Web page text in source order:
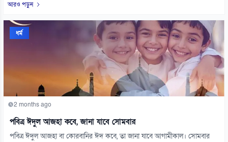
আরও পড়ুন
ধর্ম
2 months ago
পবিত্র ঈদুল আজহা কবে, জানা যাবে সোমবার
পবিত্র ঈদুল আজহা বা কোরবানির ঈদ কবে, তা জানা যাবে আগামীকাল। সোমবার